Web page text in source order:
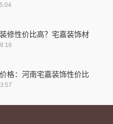
修性价比高？宅嘉装饰材
格：河南宅嘉装饰性价比